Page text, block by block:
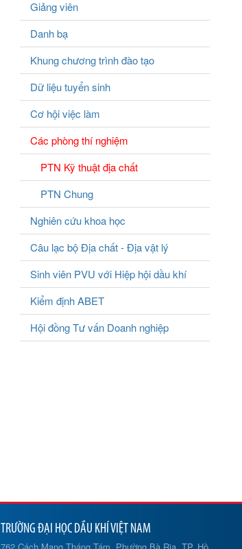
Giảng viên
Danh bạ
Khung chương trình đào tạo
Dữ liệu tuyển sinh
Cơ hội việc làm
Các phòng thí nghiệm
PTN Kỹ thuật địa chất
PTN Chung
Nghiên cứu khoa học
Câu lạc bộ Địa chất - Địa vật lý
Sinh viên PVU với Hiệp hội dầu khí
Kiểm định ABET
Hội đồng Tư vấn Doanh nghiệp
TRƯỜNG ĐẠI HỌC DẦU KHÍ VIỆT NAM